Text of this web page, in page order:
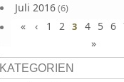
Juli 2016(6)
Juni 2016(7)
« ‹ 1 2 3 4 5 6
»
KATEGORIEN